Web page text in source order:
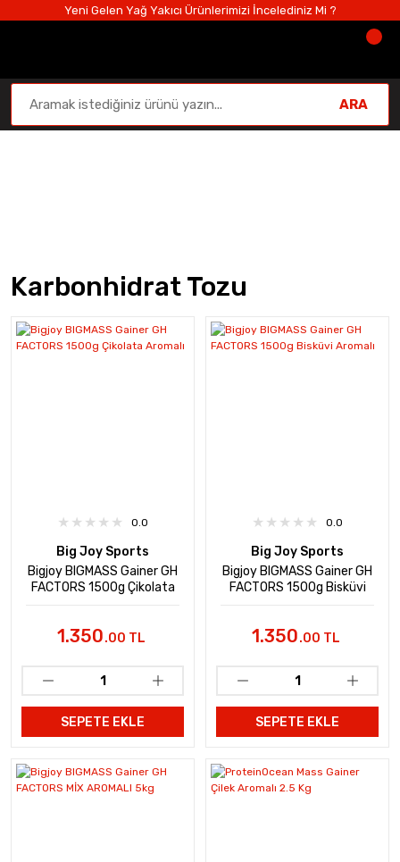
Yeni Gelen Yağ Yakıcı Ürünlerimizi İncelediniz Mi ?
ARA
Karbonhidrat Tozu
0.0
Big Joy Sports
Bigjoy BIGMASS Gainer GH
FACTORS 1500g Çikolata
1.350.00 TL
SEPETE EKLE
0.0
Big Joy Sports
Bigjoy BIGMASS Gainer GH
FACTORS 1500g Bisküvi
1.350.00 TL
SEPETE EKLE